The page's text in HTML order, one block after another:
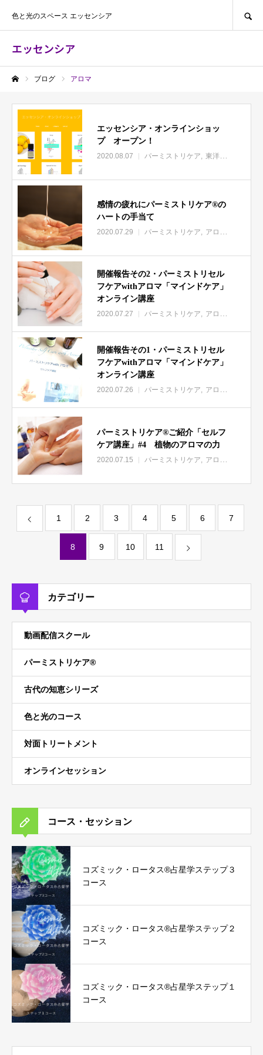
エッセンシア
色と光のスペース エッセンシア
ブログ アロマ
エッセンシア・オンラインショッ
プ オープン！
2020.08.07 パーミストリケア 東洋医学
感情の疲れにパーミストリケア®︎の
ハートの手当て
2020.07.29 パーミストリケア アロマ
開催報告その2・パーミストリセル
フケアwithアロマ「マインドケア」
オンライン講座
2020.07.27 パーミストリケア アロマ
開催報告その1・パーミストリセル
フケアwithアロマ「マインドケア」
オンライン講座
2020.07.26 パーミストリケア アロマ
パーミストリケア®︎ご紹介「セルフ
ケア講座」#4 植物のアロマの力
2020.07.15 パーミストリケア アロマ
1 2 3 4 5 6 7
8 9 10 11
カテゴリー
動画配信スクール
パーミストリケア®︎
古代の知恵シリーズ
色と光のコース
対面トリートメント
オンラインセッション
コース・セッション
コズミック・ロータス®︎占星学ステップ３
コース
コズミック・ロータス®︎占星学ステップ２
コース
コズミック・ロータス®︎占星学ステップ１
コース